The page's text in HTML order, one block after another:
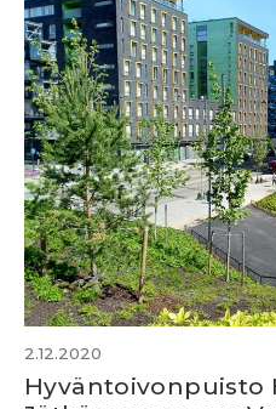
2.12.2020
Hyväntoivonpuisto